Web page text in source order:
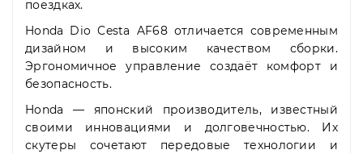
поездках.
Honda Dio Cesta AF68 отличается современным
дизайном и высоким качеством сборки.
Эргономичное управление создаёт комфорт и
безопасность.
Honda — японский производитель, известный
своими инновациями и долговечностью. Их
скутеры сочетают передовые технологии и